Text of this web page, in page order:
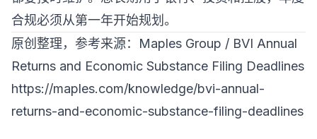
合规必须从第一年开始规划。
原创整理，参考来源：Maples Group / BVI Annual
Returns and Economic Substance Filing Deadlines
https://maples.com/knowledge/bvi-annual-
returns-and-economic-substance-filing-deadlines